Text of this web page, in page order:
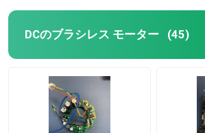
DCのブラシレス モーター (45)